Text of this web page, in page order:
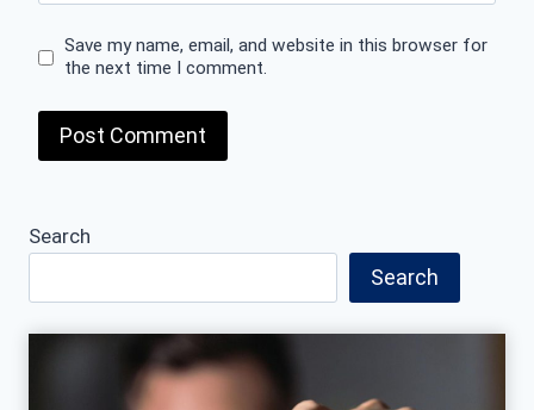
Save my name, email, and website in this browser for
the next time I comment.
Search
Search